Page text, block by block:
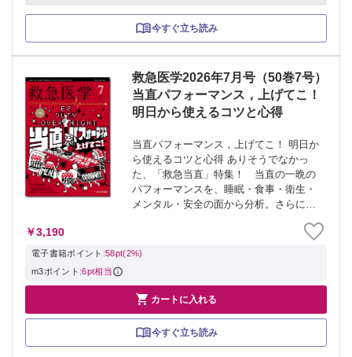
今すぐ立ち読み
救急医学2026年7月号（50巻7号）
当直パフォーマンス，上げてこ！
明日から使えるコツと心得
当直パフォーマンス，上げてこ！ 明日か
ら使えるコツと心得 ありそうでなかっ
た、「救急当直」特集！ 当直の一晩の
パフォーマンスを、睡眠・食事・衛生・
メンタル・安全の面から分析。さらに、
スパート＆レジェンドの当直の思い出を
紹介。ノウハウ＆ナラティブで、今晩の
￥3,190
電子書籍ポイント:58pt(2%)
m3ポイント:6pt相当
 カートに入れる
今すぐ立ち読み